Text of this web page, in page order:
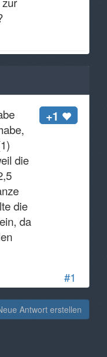
#1
+1
die
die
da
Antwort erstellen